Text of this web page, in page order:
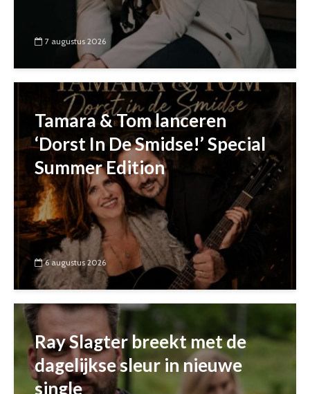
7 augustus 2026
Tamara & Tom lanceren
‘Dorst In De Smidse!’ Special
Summer Edition
6 augustus 2026
Ray Slagter breekt met de
dagelijkse sleur in nieuwe
single